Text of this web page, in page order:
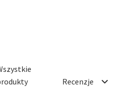
Recenzje